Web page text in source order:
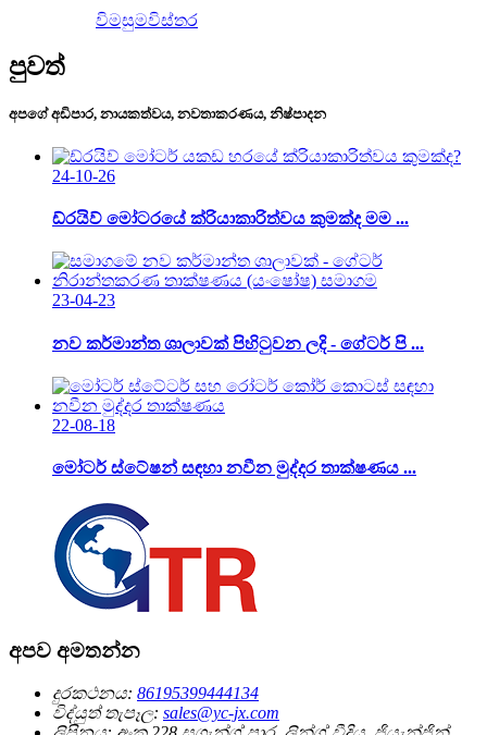
විමසුමවිස්තර
පුවත්
අපගේ අඩිපාර, නායකත්වය, නවතාකරණය, නිෂ්පාදන
24-10-26
ඩ්රයිව් මෝටරයේ ක්රියාකාරිත්වය කුමක්ද මම ...
23-04-23
නව කර්මාන්ත ශාලාවක් පිහිටුවන ලදි - ගේටර් පි ...
22-08-18
මෝටර් ස්ටේෂන් සඳහා නවීන මුද්දර තාක්ෂණය ...
අපව අමතන්න
දුරකථනය: 86195399444134
විද්යුත් තැපෑල: sales@yc-jx.com